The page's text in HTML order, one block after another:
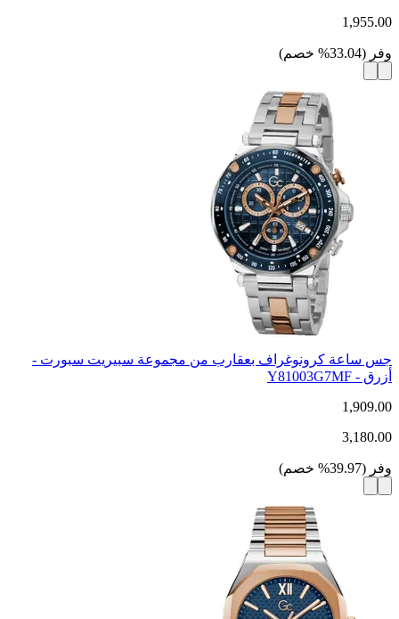
1,955.00
وفر (
33.04
% خصم)
جس ساعة كرونوغراف بعقارب من مجموعة سبيريت سبورت -
أزرق - Y81003G7MF
1,909.00
3,180.00
وفر (
39.97
% خصم)